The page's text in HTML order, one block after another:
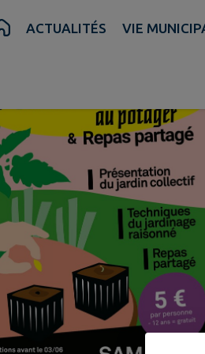
Recherche Pied de page
ACTUALITÉS VIE